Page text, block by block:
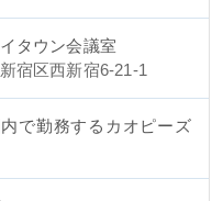
タウン会議室
宿区西新宿6-21-1
で勤務するカオピーズ